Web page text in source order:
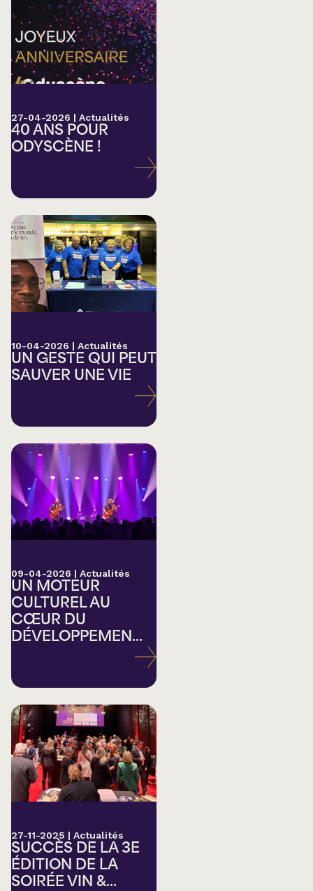
27-04-2026 | Actualités
40 ANS POUR
ODYSCÈNE !
10-04-2026 | Actualités
UN GESTE QUI PEUT
SAUVER UNE VIE
09-04-2026 | Actualités
UN MOTEUR
CULTUREL AU
CŒUR DU
DÉVELOPPEMEN...
27-11-2025 | Actualités
SUCCÈS DE LA 3E
ÉDITION DE LA
SOIRÉE VIN &...